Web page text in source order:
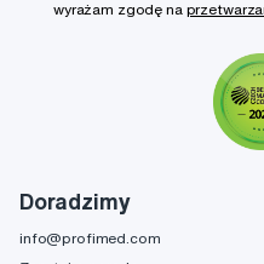
Doradzimy
info@profimed.com
wyrażam zgodę na